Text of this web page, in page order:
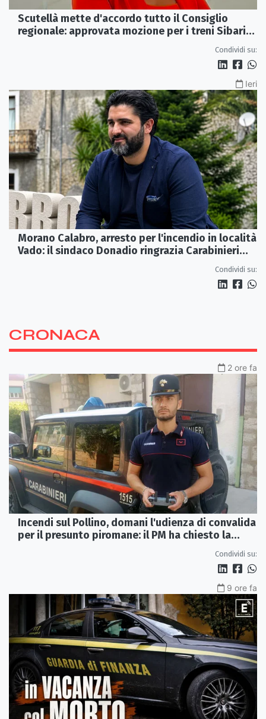
Scutellà mette d'accordo tutto il Consiglio
regionale: approvata mozione per i treni Sibari-
Condividi su:
Ieri
Morano Calabro, arresto per l'incendio in località
Vado: il sindaco Donadio ringrazia Carabinieri
Condividi su:
CRONACA
2 ore fa
Incendi sul Pollino, domani l'udienza di convalida
per il presunto piromane: il PM ha chiesto la
Condividi su:
9 ore fa